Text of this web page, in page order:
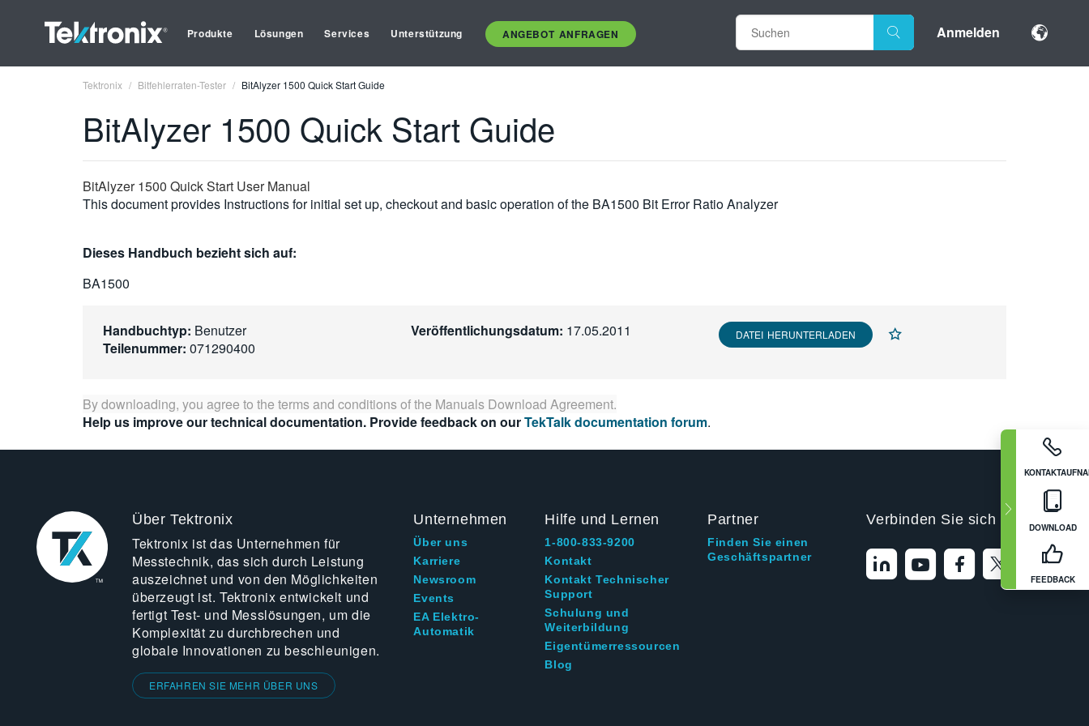
Produkte Lösungen Services Unterstützung ANGEBOT ANFRAGEN Anmelden
DOWNLOAD
FEEDBACK
Tektronix Bitfehlerraten-Tester BitAlyzer 1500 Quick Start Guide
BitAlyzer 1500 Quick Start Guide
BitAlyzer 1500 Quick Start User Manual
This document provides Instructions for initial set up, checkout and basic operation of the BA1500 Bit Error Ratio Analyzer
Dieses Handbuch bezieht sich auf:
BA1500
Handbuchtyp: Benutzer
Teilenummer: 071290400
Veröffentlichungsdatum: 17.05.2011 DATEI HERUNTERLADEN
By downloading, you agree to the terms and conditions of the Manuals Download Agreement.
Help us improve our technical documentation. Provide feedback on ourTekTalk documentation forum.
Über Tektronix
Tektronix ist das Unternehmen für
Messtechnik, das sich durch Leistung
auszeichnet und von den Möglichkeiten
überzeugt ist. Tektronix entwickelt und
fertigt Test- und Messlösungen, um die
Komplexität zu durchbrechen und
globale Innovationen zu beschleunigen.
ERFAHREN SIE MEHR ÜBER UNS
Unternehmen
Über uns
Karriere
Newsroom
Events
EA Elektro-
Automatik
Hilfe und Lernen
1-800-833-9200
Kontakt
Kontakt Technischer
Support
Schulung und
Weiterbildung
Eigentümerressourcen
Blog
Partner
Finden Sie einen
Geschäftspartner
Verbinden Sie sich mit uns